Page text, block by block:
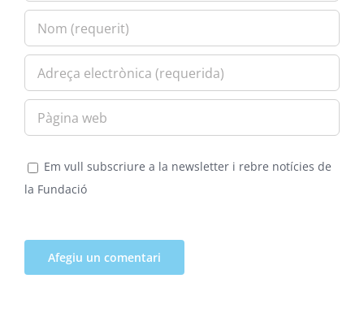
Em vull subscriure a la newsletter i rebre notícies de
la Fundació